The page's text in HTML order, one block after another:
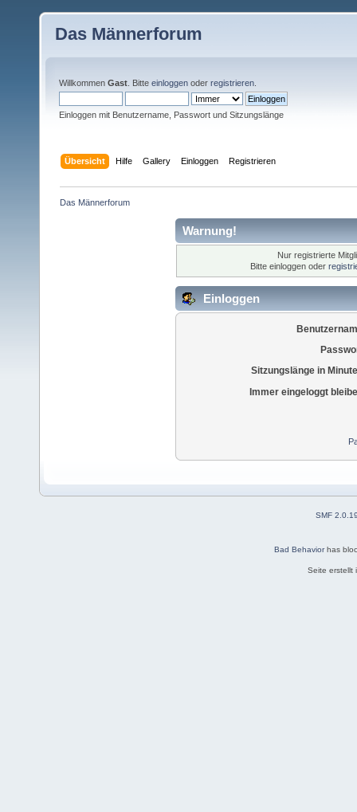
Das Männerforum
Willkommen Gast . Bitte einloggen oder registrieren
Einloggen mit Benutzername, Passwort und Sitzungslänge
Übersicht Hilfe Gallery Einloggen Registrieren
Das Männerforum
Warnung!
Nur registrierte
Bitte einloggen oder
Einloggen
Sitzungslänge in
Immer eingeloggt
SMF
Bad Behaviorhas
Seite erstellt